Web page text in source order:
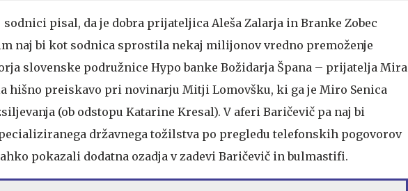
sodnici pisal, da je dobra prijateljica Aleša Zalarja in Branke Zobec
naj bi kot sodnica sprostila nekaj milijonov vredno premoženje
slovenske podružnice Hypo banke Božidarja Špana – prijatelja Mira
hišno preiskavo pri novinarju Mitji Lomovšku, ki ga je Miro Senica
(ob odstopu Katarine Kresal). V aferi Baričevič pa naj bi
državnega tožilstva po pregledu telefonskih pogovorov
pokazali dodatna ozadja v zadevi Baričevič in bulmastifi.